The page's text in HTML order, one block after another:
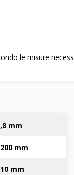
le misure
mm
mm
mm